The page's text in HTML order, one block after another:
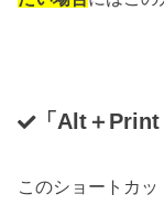
「Alt＋Print
このショートカ